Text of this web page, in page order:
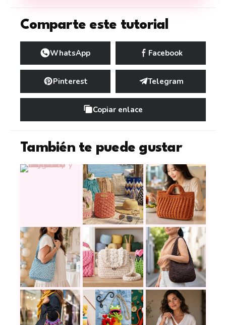
Comparte este tutorial
WhatsApp Facebook
Pinterest Telegram
Copiar enlace
También te puede gustar
Teje el moderno y elegante bolso Helena a
17 mochilas a crochet con
Este bolso a
Crea este impresionante bolso bandolera a
Proyectos con trapillo a crochet
La bolsa de